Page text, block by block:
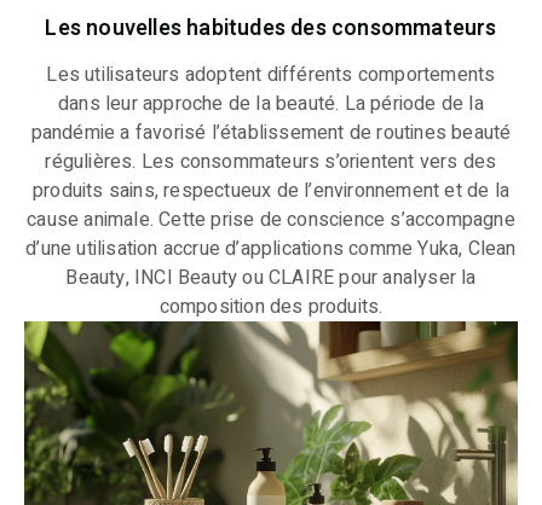
Les nouvelles habitudes des consommateurs
Les utilisateurs adoptent différents comportements
dans leur approche de la beauté. La période de la
pandémie a favorisé l’établissement de routines beauté
régulières. Les consommateurs s’orientent vers des
produits sains, respectueux de l’environnement et de la
cause animale. Cette prise de conscience s’accompagne
d’une utilisation accrue d’applications comme Yuka, Clean
Beauty, INCI Beauty ou CLAIRE pour analyser la
composition des produits.